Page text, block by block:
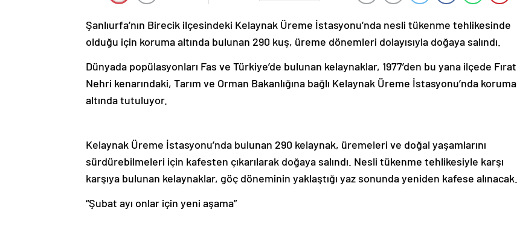
Şanlıurfa’nın Birecik ilçesindeki Kelaynak Üreme İstasyonu’nda nesli tükenme tehlikesinde
olduğu için koruma altında bulunan 290 kuş, üreme dönemleri dolayısıyla doğaya salındı.
Dünyada popülasyonları Fas ve Türkiye’de bulunan kelaynaklar, 1977’den bu yana ilçede Fırat
Nehri kenarındaki, Tarım ve Orman Bakanlığına bağlı Kelaynak Üreme İstasyonu’nda koruma
altında tutuluyor.
Kelaynak Üreme İstasyonu’nda bulunan 290 kelaynak, üremeleri ve doğal yaşamlarını
sürdürebilmeleri için kafesten çıkarılarak doğaya salındı. Nesli tükenme tehlikesiyle karşı
karşıya bulunan kelaynaklar, göç döneminin yaklaştığı yaz sonunda yeniden kafese alınacak.
“Şubat ayı onlar için yeni aşama”